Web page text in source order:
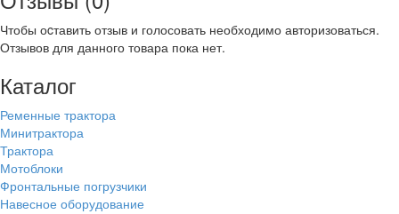
Чтобы оcтавить отзыв и голосовать необходимо авторизоваться.
Отзывов для данного товара пока нет.
Каталог
Ременные трактора
Минитрактора
Трактора
Мотоблоки
Фронтальные погрузчики
Навесное оборудование